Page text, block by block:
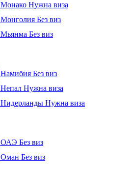
Монако Нужна виза
Монголия Без виз
Мьянма Без виз
Намибия Без виз
Непал Нужна виза
Нидерланды Нужна виза
ОАЭ Без виз
Оман Без виз